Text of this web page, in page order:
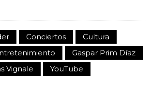
Conciertos
Cultura
Gaspar Prim Díaz
Vignale YouTube